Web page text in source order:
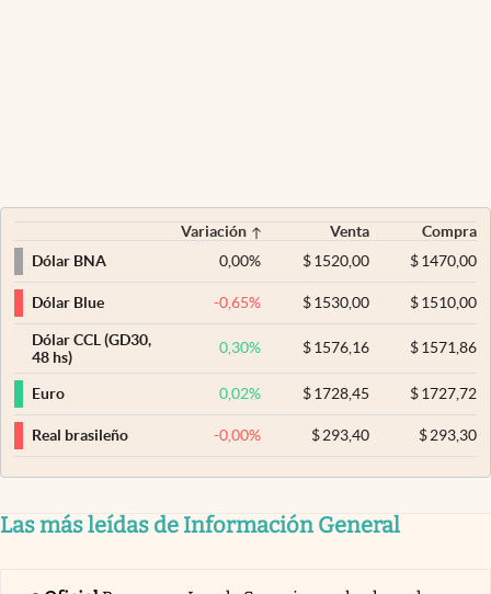
Variación Venta
Compra
Dólar BNA
0,00% $ 1520,00 $1470,00
Dólar Blue -0,65% $ 1530,00 $1510,00
Dólar CCL (GD30,
48 hs)
0,30% $ 1576,16 $1571,86
Euro 0,02% $ 1728,45 $1727,72
Real brasileño -0,00% $ 293,40 $293,30
Las más leídas de Información General